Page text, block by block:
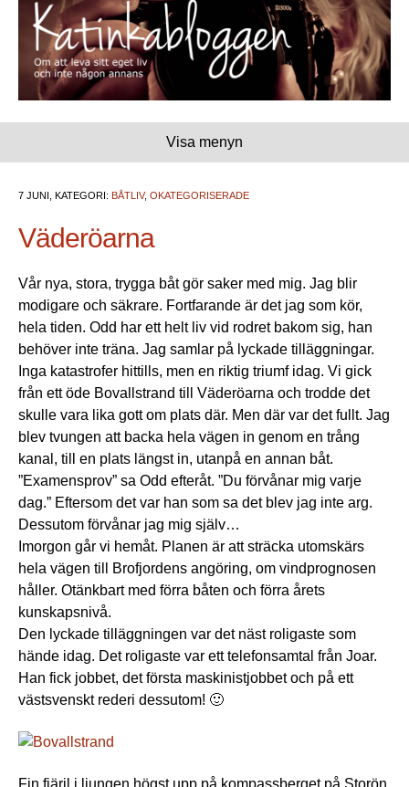
Visa menyn
7 JUNI, KATEGORI: BÅTLIV, OKATEGORISERADE
Väderöarna
Vår nya, stora, trygga båt gör saker med mig. Jag blir
modigare och säkrare. Fortfarande är det jag som kör,
hela tiden. Odd har ett helt liv vid rodret bakom sig, han
behöver inte träna. Jag samlar på lyckade tilläggningar.
Inga katastrofer hittills, men en riktig triumf idag. Vi gick
från ett öde Bovallstrand till Väderöarna och trodde det
skulle vara lika gott om plats där. Men där var det fullt. Jag
blev tvungen att backa hela vägen in genom en trång
kanal, till en plats längst in, utanpå en annan båt.
”Examensprov” sa Odd efteråt. ”Du förvånar mig varje
dag.” Eftersom det var han som sa det blev jag inte arg.
Dessutom förvånar jag mig själv…
Imorgon går vi hemåt. Planen är att sträcka utomskärs
hela vägen till Brofjordens angöring, om vindprognosen
håller. Otänkbart med förra båten och förra årets
kunskapsnivå.
Den lyckade tilläggningen var det näst roligaste som
hände idag. Det roligaste var ett telefonsamtal från Joar.
Han fick jobbet, det första maskinistjobbet och på ett
västsvenskt rederi dessutom! 🙂